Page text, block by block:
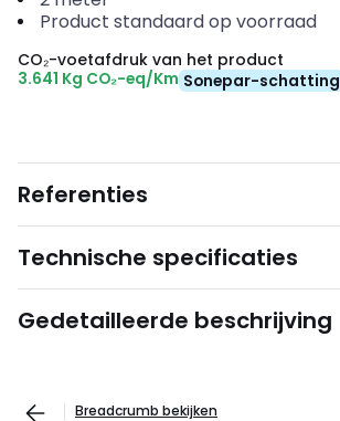
Product standaard op voorraad
CO₂-voetafdruk van het product
3.641 Kg CO₂-eq/Km Sonepar-schatting
Referenties
Technische specificaties
Gedetailleerde beschrijving
Breadcrumb bekijken